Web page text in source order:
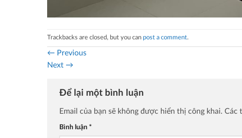
Trackbacks are closed, but you can post a comment.
← Previous
Next →
Để lại một bình luận
Email của bạn sẽ không được hiển thị công khai. Các
Bình luận *